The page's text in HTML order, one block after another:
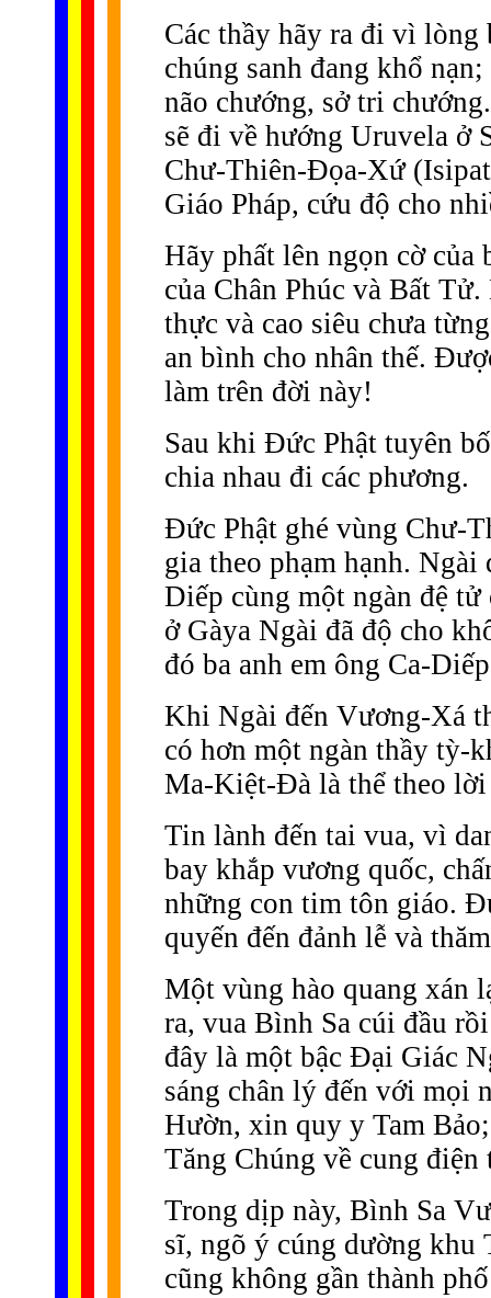
Các thầy hãy ra đi vì
chúng sanh đang khổ
não chướng, sở tri
sẽ đi về hướng Uruvela ở
Chư-Thiên-Ðọa-Xứ
Giáo Pháp, cứu độ cho
Hãy phất lên ngọn cờ
của Chân Phúc và Bất
thực và cao siêu chưa
an bình cho nhân thế.
làm trên đời này!
Sau khi Ðức Phật tuyên
chia nhau đi các phương.
Ðức Phật ghé vùng Chư-
gia theo phạm hạnh.
Diếp cùng một ngàn đệ
ở Gàya Ngài đã độ cho
đó ba anh em ông Ca-
Khi Ngài đến Vương-Xá
có hơn một ngàn thầy tỳ-
Ma-Kiệt-Ðà là thể theo
Tin lành đến tai vua, vì
bay khắp vương quốc,
những con tim tôn giáo.
quyến đến đảnh lễ và
Một vùng hào quang xán
ra, vua Bình Sa cúi đầu
đây là một bậc Ðại Giác
sáng chân lý đến với mọi
Hườn, xin quy y Tam
Tăng Chúng về cung
Trong dịp này, Bình Sa
sĩ, ngõ ý cúng dường khu
cũng không gần thành